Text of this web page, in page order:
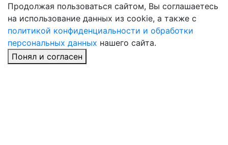
Продолжая пользоваться сайтом, Вы соглашаетесь
на использование данных из cookie, а также с
политикой конфиденциальности и обработки
персональных данных нашего сайта.
Понял и согласен